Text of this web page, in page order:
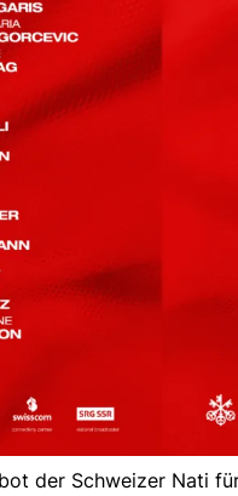
der Schweizer Nati